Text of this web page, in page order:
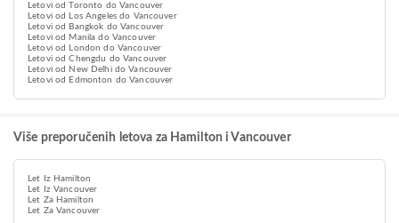
Letovi od Toronto do Vancouver
Letovi od Los Angeles do Vancouver
Letovi od Bangkok do Vancouver
Letovi od Manila do Vancouver
Letovi od London do Vancouver
Letovi od Chengdu do Vancouver
Letovi od New Delhi do Vancouver
Letovi od Edmonton do Vancouver
Više preporučenih letova za Hamilton i Vancouver
Let Iz Hamilton
Let Iz Vancouver
Let Za Hamilton
Let Za Vancouver